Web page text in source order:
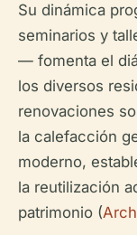
Su dinámica
seminarios y
— fomenta el
los diversos
renovaciones
la calefacción
moderno,
la reutilización
patrimonio (